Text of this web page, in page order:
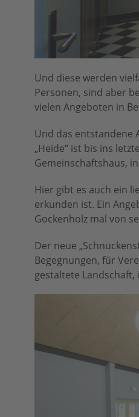
Und diese werden
Personen, sind aber
vielen Angeboten in
Und das entstandene
„Heide“ ist bis ins
Gemeinschaftshaus,
Hier gibt es auch ein
erkunden ist. Ein
Gockenholz mal von
Der neue
Begegnungen, für
gestaltete